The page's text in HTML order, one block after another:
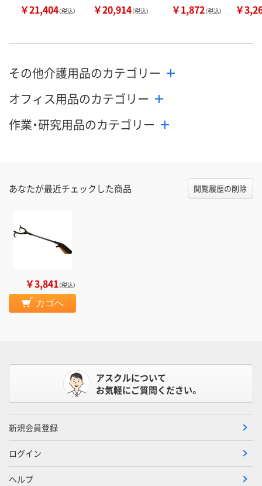
￥21,404（税込） ￥20,914（税込） ￥1,872（税込） ￥
その他介護用品のカテゴリー
オフィス用品のカテゴリー
作業・研究用品のカテゴリー
あなたが最近チェックした商品 閲覧履歴の削除
￥3,841（税込）
カゴへ
アスクルについて
お気軽にご質問ください。
新規会員登録
ログイン
ヘルプ